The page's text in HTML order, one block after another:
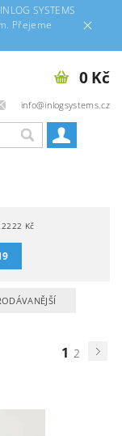
SYSTEMS
Přejeme
info@inlogsystems.cz
0 Kč
2222 Kč
1 2